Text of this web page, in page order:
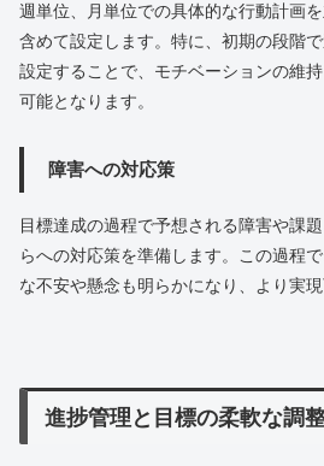
週単位、月単位での具体的な行動計画
含めて設定します。特に、初期の段階
設定することで、モチベーションの維
可能となります。
障害への対応策
目標達成の過程で予想される障害や課
らへの対応策を準備します。この過程
な不安や懸念も明らかになり、より実
進捗管理と目標の柔軟な調